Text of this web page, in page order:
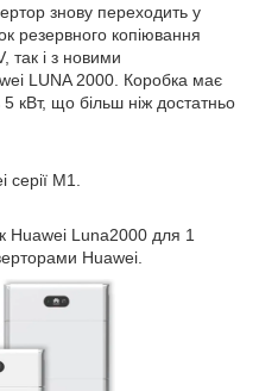
знову переходить у
резервного копіювання
так і з новими
LUNA 2000. Коробка має
кВт, що більш ніж достатньо
M1.
Huawei Luna2000 для 1
Huawei.